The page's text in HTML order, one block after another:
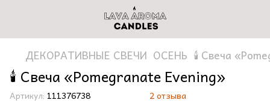
ДЕКОРАТИВНЫЕ СВЕЧИ ОСЕНЬ 🕯️ Свеча
🕯️ Свеча «Pomegranate Evening»
Артикул: 111376738 2 отзыва